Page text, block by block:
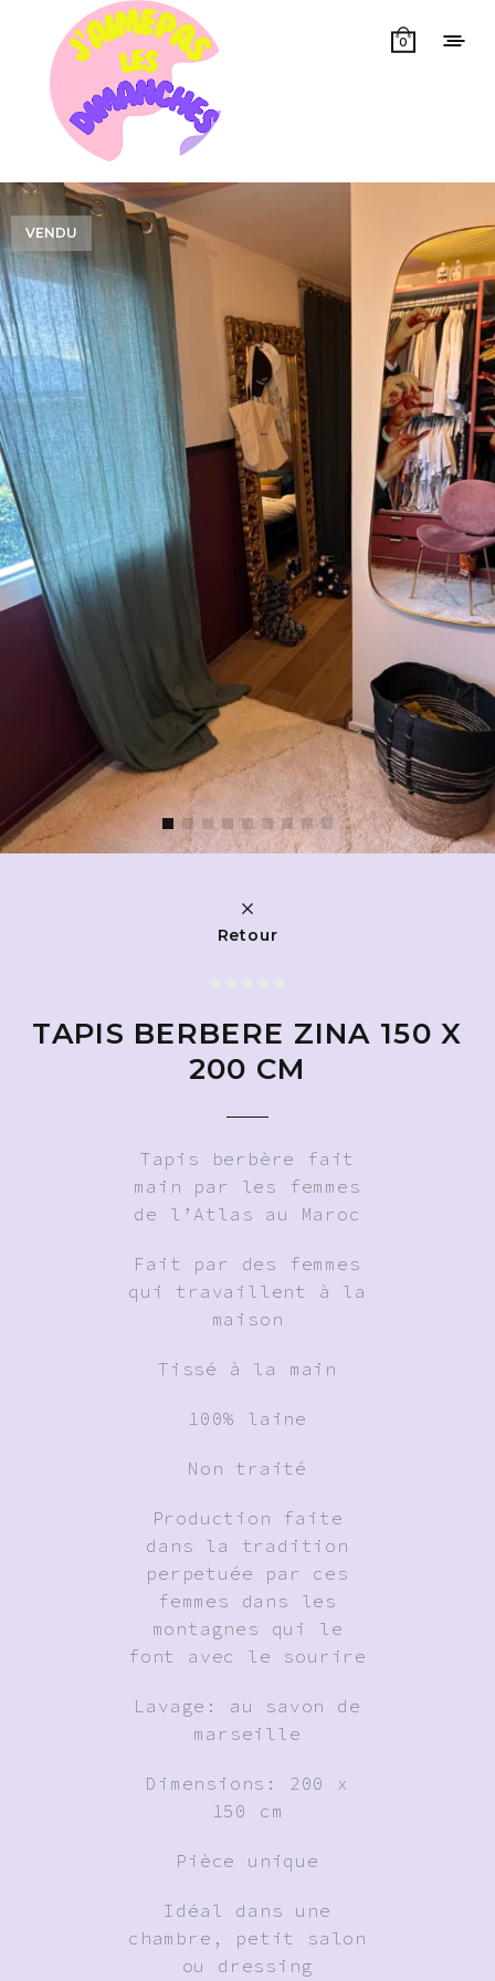
0
VENDU
Retour
TAPIS BERBERE ZINA 150 X
200 CM
Tapis berbère fait
main par les femmes
de l’Atlas au Maroc
Fait par des femmes
qui travaillent à la
maison
Tissé à la main
100% laine
Non traité
Production faite
dans la tradition
perpetuée par ces
femmes dans les
montagnes qui le
font avec le sourire
Lavage: au savon de
marseille
Dimensions: 200 x
150 cm
Pièce unique
Idéal dans une
chambre, petit salon
ou dressing